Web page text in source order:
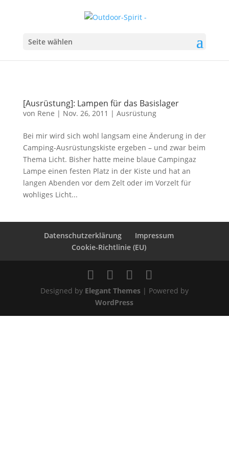
Seite wählen
[Ausrüstung]: Lampen für das Basislager
von Rene | Nov. 26, 2011 | Ausrüstung
Bei mir wird sich wohl langsam eine Änderung in der
Camping-Ausrüstungskiste ergeben – und zwar beim
Thema Licht. Bisher hatte meine blaue Campingaz
Lampe einen festen Platz in der Kiste und hat an
langen Abenden vor dem Zelt oder im Vorzelt für
wohliges Licht...
Datenschutzerklärung
Impressum
Cookie-Richtlinie (EU)
Designed by Elegant Themes| Powered by
WordPress